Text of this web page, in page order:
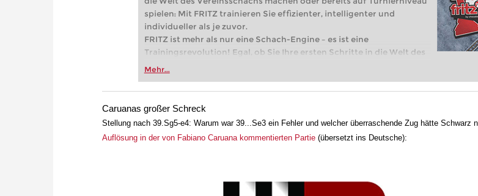
spielen: Mit FRITZ trainieren Sie effizienter, intelligenter und
individueller als je zuvor.
FRITZ ist mehr als nur eine Schach-Engine – es ist eine
Trainingsrevolution! Egal, ob Sie Ihre ersten Schritte in die Welt des
Vereinsschachs machen oder bereits auf Turnierniveau spielen: Mit
zuvor.
Mehr...
Caruanas großer Schreck
Stellung nach 39.Sg5-e4: Warum war 39...Se3 ein Fehler und welcher überraschende Zug hätte Schwarz
Auflösung in der von Fabiano Caruana kommentierten Partie (übersetzt ins Deutsche):